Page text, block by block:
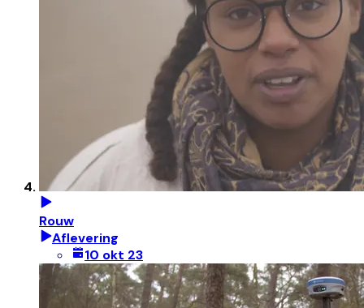
Rouw
Aflevering
10 okt 23